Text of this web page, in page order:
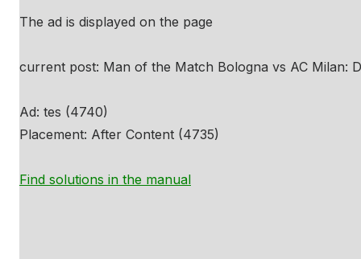
The ad is displayed on the page
current post: Man of the Match Bologna vs AC Milan:
Ad: tes (4740)
Placement: After Content (4735)
Find solutions in the manual